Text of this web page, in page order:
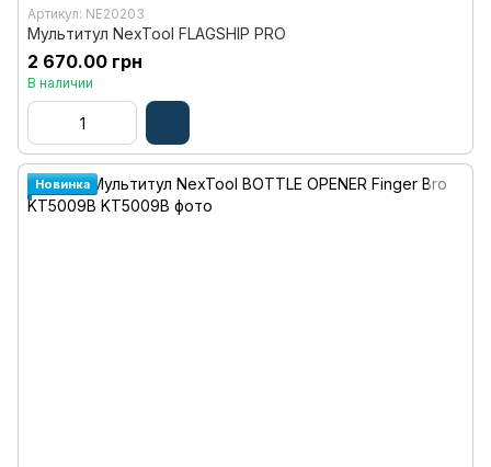
Артикул: NE20203
Мультитул NexTool FLAGSHIP PRO
2 670.00 грн
В наличии
Новинка